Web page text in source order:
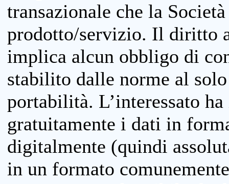
transazionale che la
prodotto/servizio. Il diritto
implica alcun obbligo di
stabilito dalle norme al
portabilità. L’interessato
gratuitamente i dati in
digitalmente (quindi
in un formato